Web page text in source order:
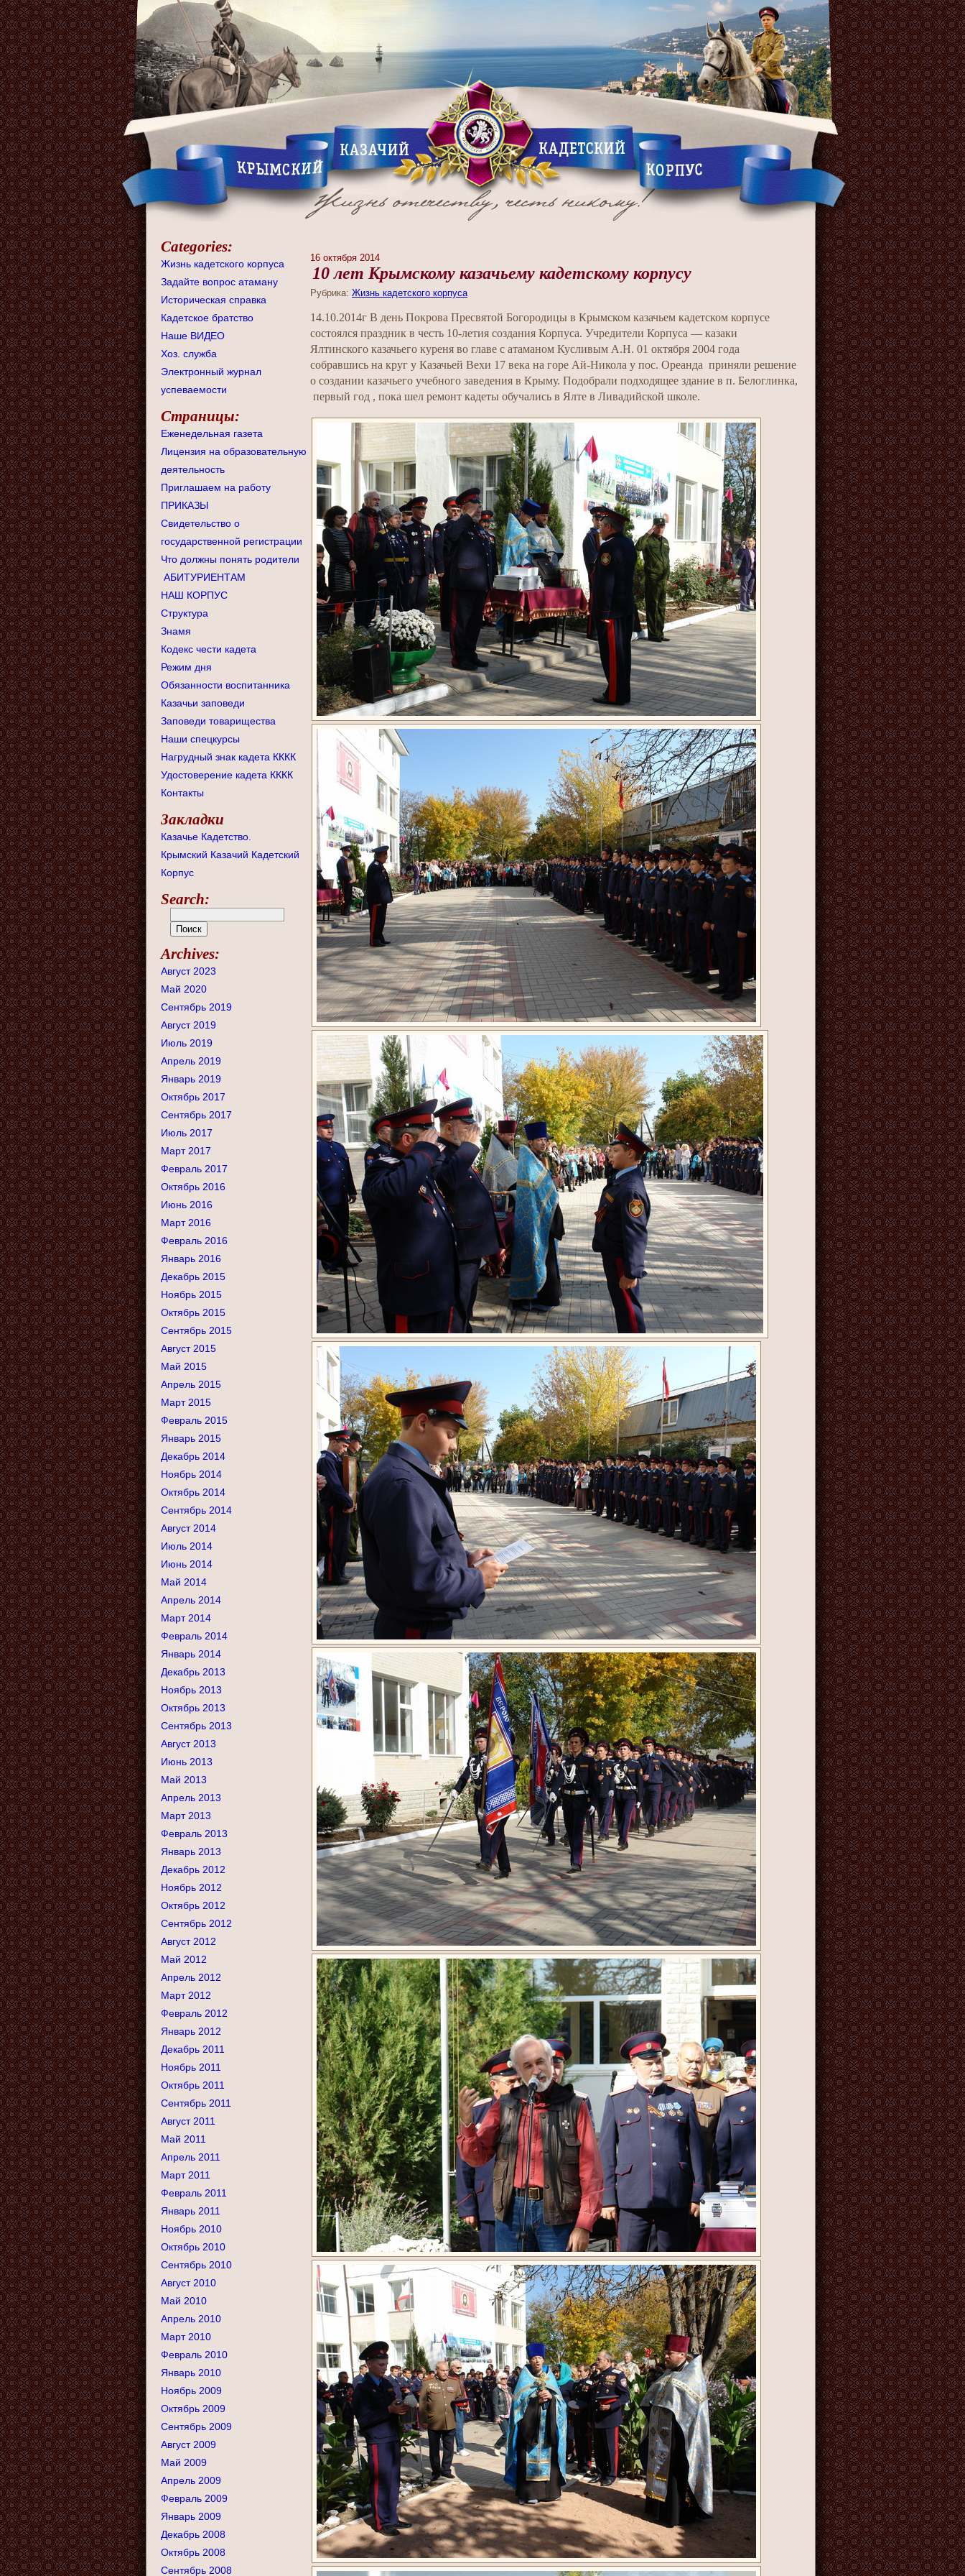
Categories:
Жизнь кадетского корпуса
Задайте вопрос атаману
Историческая справка
Кадетское братство
Наше ВИДЕО
Хоз. служба
Электронный журнал
успеваемости
Страницы:
Еженедельная газета
Лицензия на образовательную
деятельность
Приглашаем на работу
ПРИКАЗЫ
Свидетельство о
государственной регистрации
Что должны понять родители
АБИТУРИЕНТАМ
НАШ КОРПУС
Структура
Знамя
Кодекс чести кадета
Режим дня
Обязанности воспитанника
Казачьи заповеди
Заповеди товарищества
Наши спецкурсы
Нагрудный знак кадета КККК
Удостоверение кадета КККК
Контакты
Закладки
Казачье Кадетство.
Крымский Казачий Кадетский
Корпус
Search:
Archives:
Август 2023
Май 2020
Сентябрь 2019
Август 2019
Июль 2019
Апрель 2019
Январь 2019
Октябрь 2017
Сентябрь 2017
Июль 2017
Март 2017
Февраль 2017
Октябрь 2016
Июнь 2016
Март 2016
Февраль 2016
Январь 2016
Декабрь 2015
Ноябрь 2015
Октябрь 2015
Сентябрь 2015
Август 2015
Май 2015
Апрель 2015
Март 2015
Февраль 2015
Январь 2015
Декабрь 2014
Ноябрь 2014
Октябрь 2014
Сентябрь 2014
Август 2014
Июль 2014
Июнь 2014
Май 2014
Апрель 2014
Март 2014
Февраль 2014
Январь 2014
Декабрь 2013
Ноябрь 2013
Октябрь 2013
Сентябрь 2013
Август 2013
Июнь 2013
Май 2013
Апрель 2013
Март 2013
Февраль 2013
Январь 2013
Декабрь 2012
Ноябрь 2012
Октябрь 2012
Сентябрь 2012
Август 2012
Май 2012
Апрель 2012
Март 2012
Февраль 2012
Январь 2012
Декабрь 2011
Ноябрь 2011
Октябрь 2011
Сентябрь 2011
Август 2011
Май 2011
Апрель 2011
Март 2011
Февраль 2011
Январь 2011
Ноябрь 2010
Октябрь 2010
Сентябрь 2010
Август 2010
Май 2010
Апрель 2010
Март 2010
Февраль 2010
Январь 2010
Ноябрь 2009
Октябрь 2009
Сентябрь 2009
Август 2009
Май 2009
Апрель 2009
Февраль 2009
Январь 2009
Декабрь 2008
Октябрь 2008
Сентябрь 2008
16 октября 2014
10 лет Крымскому казачьему кадетскому корпусу
Рубрика: Жизнь кадетского корпуса
14.10.2014г В день Покрова Пресвятой Богородицы в Крымском казачьем кадетском корпусе
состоялся праздник в честь 10-летия создания Корпуса. Учредители Корпуса — казаки
Ялтинского казачьего куреня во главе с атаманом Кусливым А.Н. 01 октября 2004 года
собравшись на круг у Казачьей Вехи 17 века на горе Ай-Никола у пос. Ореанда приняли решение
о создании казачьего учебного заведения в Крыму. Подобрали подходящее здание в п. Белоглинка,
первый год , пока шел ремонт кадеты обучались в Ялте в Ливадийской школе.